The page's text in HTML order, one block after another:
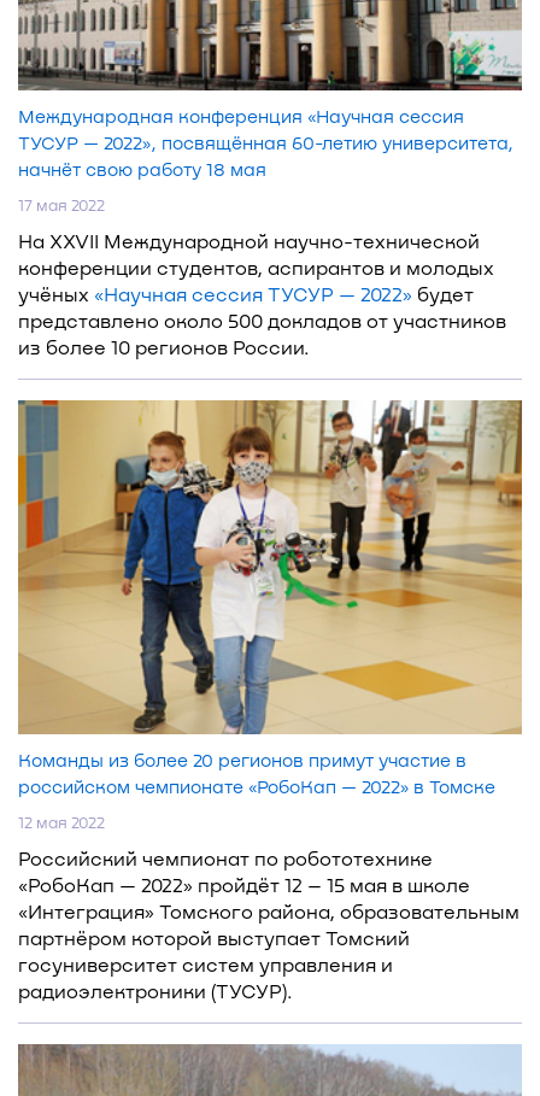
Международная конференция «Научная сессия
ТУСУР — 2022», посвящённая 60-летию университета,
начнёт свою работу 18 мая
17 мая 2022
На XXVII Международной научно-технической
конференции студентов, аспирантов и молодых
учёных «Научная сессия ТУСУР — 2022» будет
представлено около 500 докладов от участников
из более 10 регионов России.
Команды из более 20 регионов примут участие в
российском чемпионате «РобоКап — 2022» в Томске
12 мая 2022
Российский чемпионат по робототехнике
«РобоКап — 2022» пройдёт 12 – 15 мая в школе
«Интеграция» Томского района, образовательным
партнёром которой выступает Томский
госуниверситет систем управления и
радиоэлектроники (ТУСУР).